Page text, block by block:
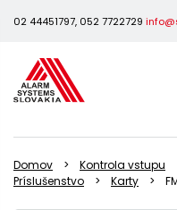
02 44451797, 052 7722729
Domov Kontrola vstupu
Príslušenstvo
Karty